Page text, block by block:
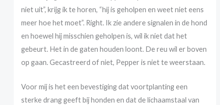
niet uit”, krijg ik te horen, “hij is geholpen en weet niet eens
meer hoe het moet”. Right. Ik zie andere signalen in de hond
en hoewel hij misschien geholpen is, wil ik niet dat het
gebeurt. Het in de gaten houden loont. De reu wil er boven
op gaan. Gecastreerd of niet, Pepper is niet te weerstaan.
Voor mij is het een bevestiging dat voortplanting een
sterke drang geeft bij honden en dat de lichaamstaal van